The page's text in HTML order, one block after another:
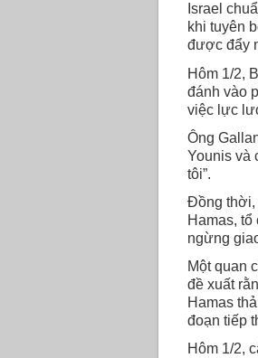
Israel
khi tuyên
được đẩy
Hôm 1/2,
đánh vào
việc lực
Ông
Younis và
tôi”.
Đồng thời,
Hamas,
ngừng
Một quan
đề xuất
Hamas
đoạn tiếp
Hôm 1/2,